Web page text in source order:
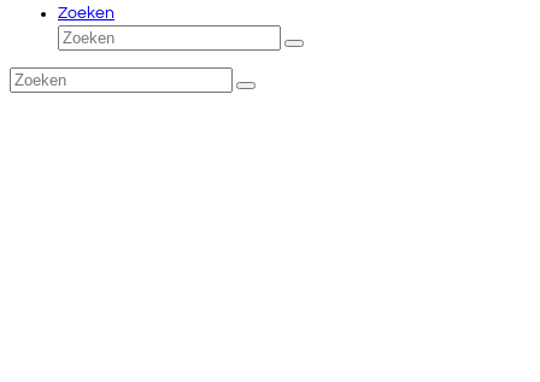
Zoeken
Zoeken
Verzenden
Zoeken
Verzenden